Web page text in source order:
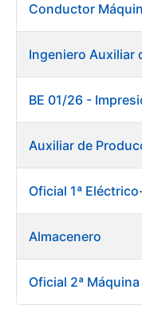
Ingeniero Auxiliar
BE 01/26 -
Auxiliar de
Almacenero